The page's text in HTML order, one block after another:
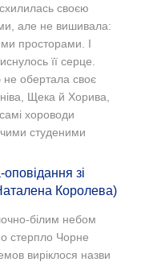
своєю
але не вишивала:
просторами. І
її серце.
обертала своє
Щека й Хорива,
хороводи
студеними
зі
Королева)
білим небом
стерпло Чорне
виріклося назви